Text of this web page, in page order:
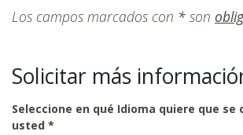
Los campos marcados con * son
Solicitar más
Seleccione en qué Idioma quiere que se
usted